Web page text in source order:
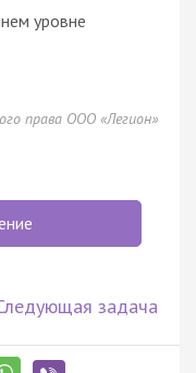
уровне
права ООО «Легион»
задача